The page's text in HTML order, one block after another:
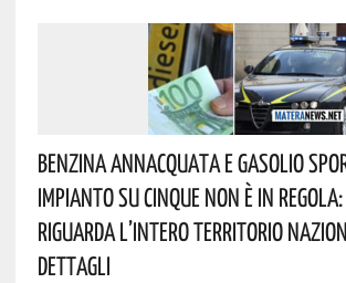
Benzina Annacquata E Gasolio
Impianto Su Cinque Non È In
Riguarda L’intero Territorio
Dettagli